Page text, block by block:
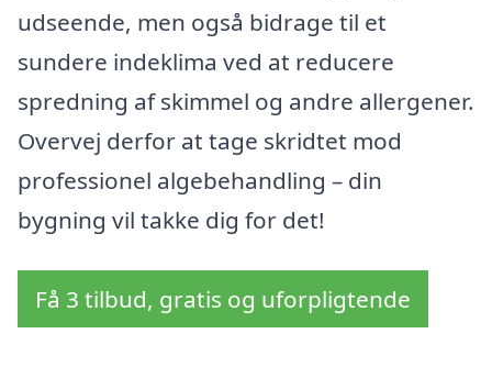
udseende, men også bidrage til et
sundere indeklima ved at reducere
spredning af skimmel og andre allergener.
Overvej derfor at tage skridtet mod
professionel algebehandling – din
bygning vil takke dig for det!
Få 3 tilbud, gratis og uforpligtende